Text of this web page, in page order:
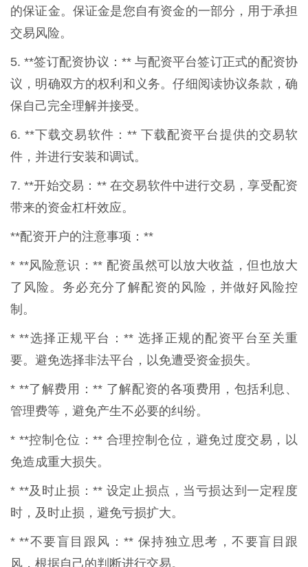
的保证金。保证金是您自有资金的一部分，用于承担
交易风险。
5. **签订配资协议：** 与配资平台签订正式的配资协
议，明确双方的权利和义务。仔细阅读协议条款，确
保自己完全理解并接受。
6. **下载交易软件：** 下载配资平台提供的交易软
件，并进行安装和调试。
7. **开始交易：** 在交易软件中进行交易，享受配资
带来的资金杠杆效应。
**配资开户的注意事项：**
* **风险意识：** 配资虽然可以放大收益，但也放大
了风险。务必充分了解配资的风险，并做好风险控
制。
* **选择正规平台：** 选择正规的配资平台至关重
要。避免选择非法平台，以免遭受资金损失。
* **了解费用：** 了解配资的各项费用，包括利息、
管理费等，避免产生不必要的纠纷。
* **控制仓位：** 合理控制仓位，避免过度交易，以
免造成重大损失。
* **及时止损：** 设定止损点，当亏损达到一定程度
时，及时止损，避免亏损扩大。
* **不要盲目跟风：** 保持独立思考，不要盲目跟
风，根据自己的判断进行交易。